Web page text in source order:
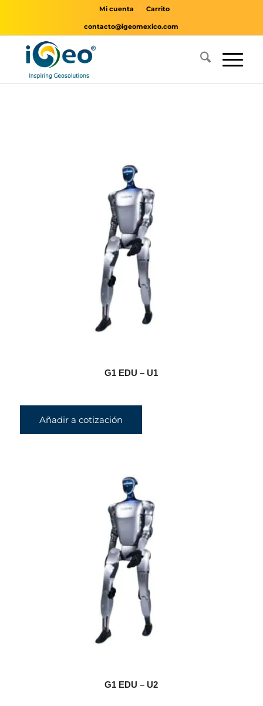
Mi cuenta Carrito
contacto@igeomexico.com
G1 EDU – U1
Añadir a cotización
G1 EDU – U2